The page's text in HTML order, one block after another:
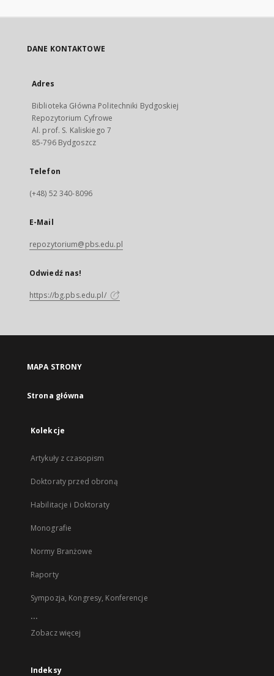
DANE KONTAKTOWE
Adres
Biblioteka Główna Politechniki Bydgoskiej
Repozytorium Cyfrowe
Al. prof. S. Kaliskiego 7
85-796 Bydgoszcz
Telefon
(+48) 52 340-8096
E-Mail
repozytorium@pbs.edu.pl
Odwiedź nas!
https://bg.pbs.edu.pl/
MAPA STRONY
Strona główna
Kolekcje
Artykuły z czasopism
Doktoraty przed obroną
Habilitacje i Doktoraty
Monografie
Normy Branżowe
Raporty
Sympozja, Kongresy, Konferencje
...
Zobacz więcej
Indeksy